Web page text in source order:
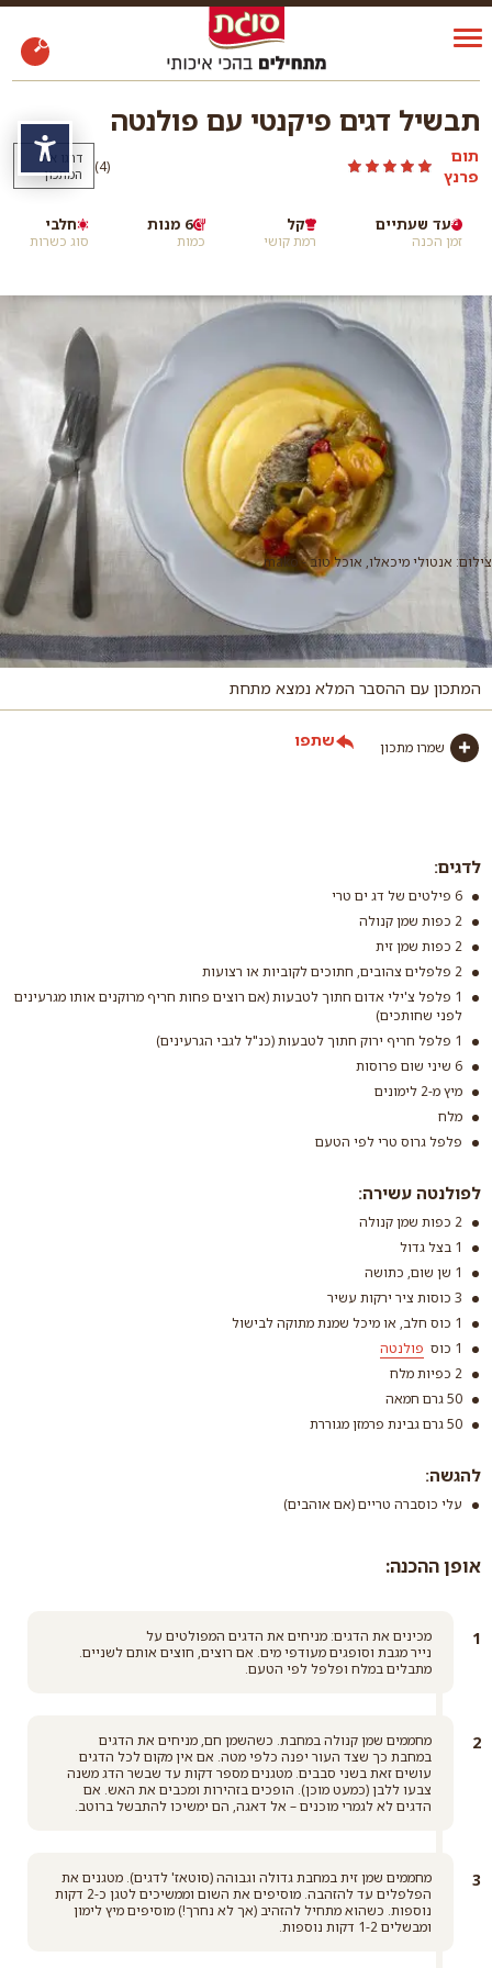
תבשיל דגים פיקנטי עם פולנטה
תום
פרנץ
(4
)
דרגו את
המתכון
זמן הכנה
עד שעתיים
רמת קושי
קל
כמות
6 מנות
סוג כשרות
חלבי
צילום: אנטולי מיכאלו, אוכל טוב - mako
המתכון עם ההסבר המלא נמצא מתחת
שמרו מתכון שתפו
לדגים:
6 פילטים של דג ים טרי
2 כפות שמן קנולה
2 כפות שמן זית
2 פלפלים צהובים, חתוכים לקוביות או רצועות
1 פלפל צ'ילי אדום חתוך לטבעות (אם רוצים פחות חריף מרוקנים אותו מגרעינים
לפני שחותכים)
1 פלפל חריף ירוק חתוך לטבעות (כנ"ל לגבי הגרעינים)
6 שיני שום פרוסות
מיץ מ-2 לימונים
מלח
פלפל גרוס טרי לפי הטעם
לפולנטה עשירה:
2 כפות שמן קנולה
1 בצל גדול
1 שן שום, כתושה
3 כוסות ציר ירקות עשיר
1 כוס חלב, או מיכל שמנת מתוקה לבישול
1 כוס
פולנטה
פולנטה
2 כפיות מלח
50 גרם חמאה
50 גרם גבינת פרמזן מגוררת
להגשה:
עלי כוסברה טריים (אם אוהבים)
אופן ההכנה:
מכינים את הדגים: מניחים את הדגים המפולטים על
נייר מגבת וסופגים מעודפי מים. אם רוצים, חוצים אותם לשניים.
מתבלים במלח ופלפל לפי הטעם.
מחממים שמן קנולה במחבת. כשהשמן חם, מניחים את הדגים
במחבת כך שצד העור יפנה כלפי מטה. אם אין מקום לכל הדגים
עושים זאת בשני סבבים. מטגנים מספר דקות עד שבשר הדג משנה
צבעו ללבן (כמעט מוכן). הופכים בזהירות ומכבים את האש. אם
הדגים לא לגמרי מוכנים – אל דאגה, הם ימשיכו להתבשל ברוטב.
מחממים שמן זית במחבת גדולה וגבוהה (סוטאז' לדגים). מטגנים את
הפלפלים עד להזהבה. מוסיפים את השום וממשיכים לטגן כ-2 דקות
נוספות. כשהוא מתחיל להזהיב (אך לא נחרך!) מוסיפים מיץ לימון
ומבשלים 1-2 דקות נוספות.